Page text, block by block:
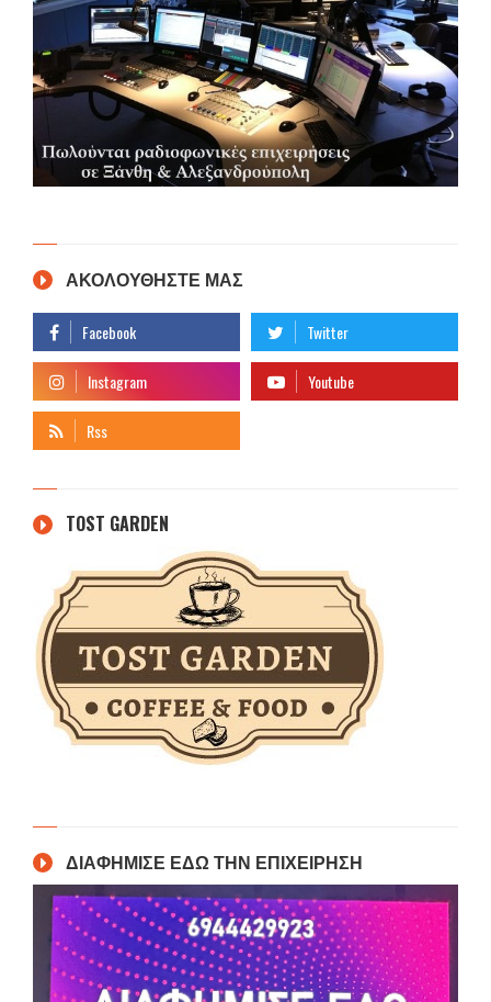
ΑΚΟΛΟΥΘΗΣΤΕ ΜΑΣ
TOST GARDEN
ΔΙΑΦΗΜΙΣΕ ΕΔΩ ΤΗΝ ΕΠΙΧΕΙΡΗΣΗ